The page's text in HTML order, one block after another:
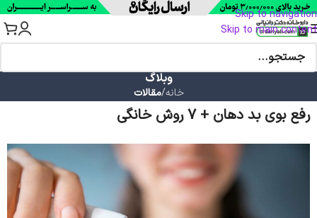
Skip to navigation
Skip to main content
وبلاگ
خانه/مقالات
رفع بوی بد دهان + 7 روش خانگی